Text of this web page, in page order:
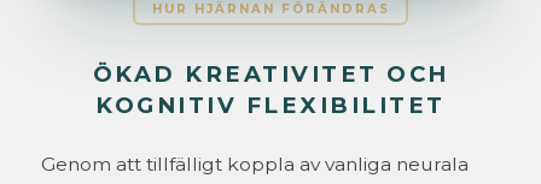
HUR HJÄRNAN FÖRÄNDRAS
ÖKAD KREATIVITET OCH
KOGNITIV FLEXIBILITET
Genom att tillfälligt koppla av vanliga neurala